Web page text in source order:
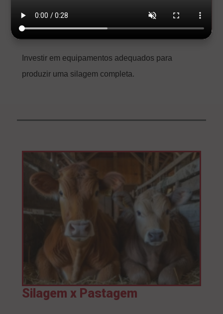
Como manter a saúde do
rebanho no inverno.
Investir em equipamentos adequados para
produzir uma silagem completa.
Silagem x Pastagem